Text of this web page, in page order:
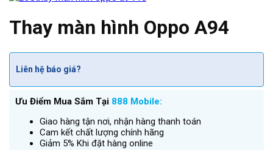
Thay màn hình Oppo A94
Liên hệ báo giá?
Ưu Điểm Mua Sắm Tại 888 Mobile:
Giao hàng tận nơi, nhận hàng thanh toán
Cam kết chất lượng chính hãng
Giảm 5% Khi đặt hàng online